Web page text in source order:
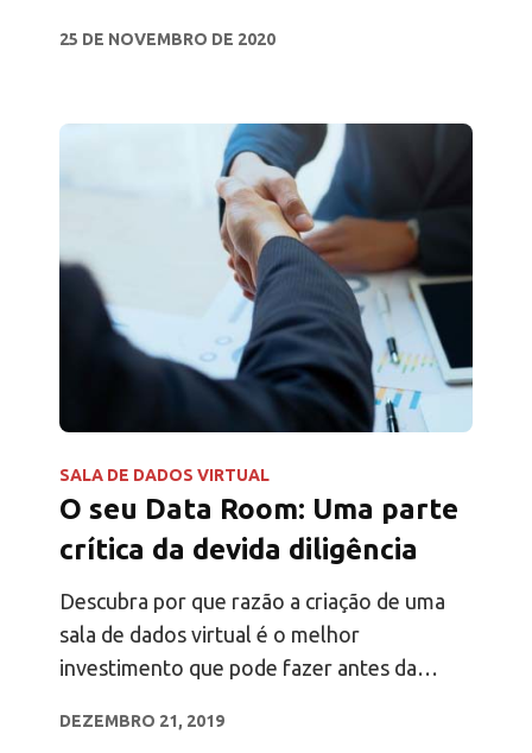
25 DE NOVEMBRO DE 2020
SALA DE DADOS VIRTUAL
O seu Data Room: Uma parte
crítica da devida diligência
Descubra por que razão a criação de uma
sala de dados virtual é o melhor
investimento que pode fazer antes da
diligências.
DEZEMBRO 21, 2019